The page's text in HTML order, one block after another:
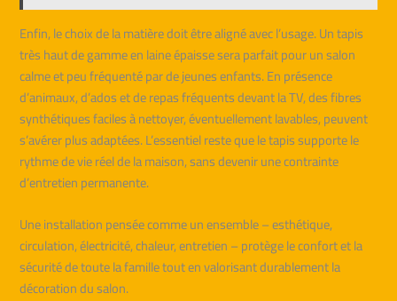
Enfin, le choix de la matière doit être aligné avec l’usage. Un tapis
très haut de gamme en laine épaisse sera parfait pour un salon
calme et peu fréquenté par de jeunes enfants. En présence
d’animaux, d’ados et de repas fréquents devant la TV, des fibres
synthétiques faciles à nettoyer, éventuellement lavables, peuvent
s’avérer plus adaptées. L’essentiel reste que le tapis supporte le
rythme de vie réel de la maison, sans devenir une contrainte
d’entretien permanente.
Une installation pensée comme un ensemble – esthétique,
circulation, électricité, chaleur, entretien – protège le confort et la
sécurité de toute la famille tout en valorisant durablement la
décoration du salon.